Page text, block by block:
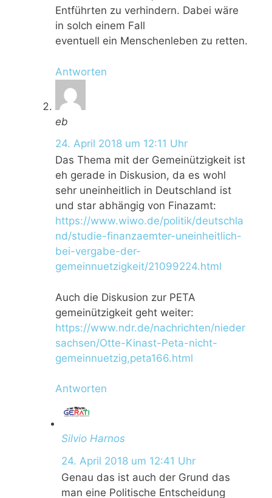
Entführten zu verhindern. Dabei wäre
in solch einem Fall
eventuell ein Menschenleben zu retten.
Antworten
eb
24. April 2018 um 12:11 Uhr
Das Thema mit der Gemeinützigkeit ist
eh gerade in Diskusion, da es wohl
sehr uneinheitlich in Deutschland ist
und star abhängig von Finazamt:
https://www.wiwo.de/politik/deutschla
nd/studie-finanzaemter-uneinheitlich-
bei-vergabe-der-
gemeinnuetzigkeit/21099224.html
Auch die Diskusion zur PETA
gemeinützigkeit geht weiter:
https://www.ndr.de/nachrichten/nieder
sachsen/Otte-Kinast-Peta-nicht-
gemeinnuetzig,peta166.html
Antworten
Silvio Harnos
24. April 2018 um 12:41 Uhr
Genau das ist auch der Grund das
man eine Politische Entscheidung